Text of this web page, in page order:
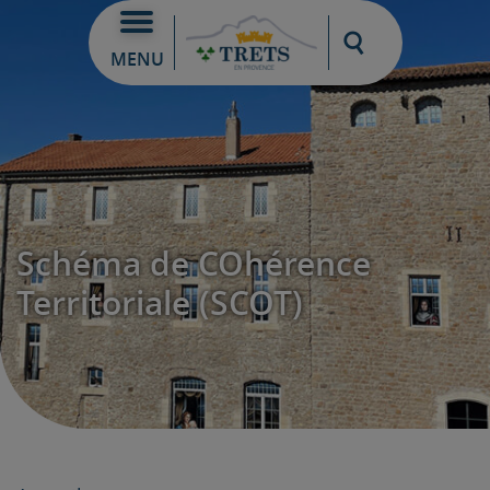
MENU
Moteur de
Schéma de COhérence
Territoriale (SCOT)